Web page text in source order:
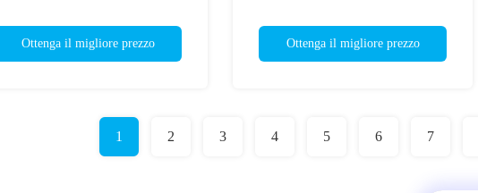
Ottenga il migliore prezzo Ottenga il migliore prezzo
1 2 3 4 5 6 7